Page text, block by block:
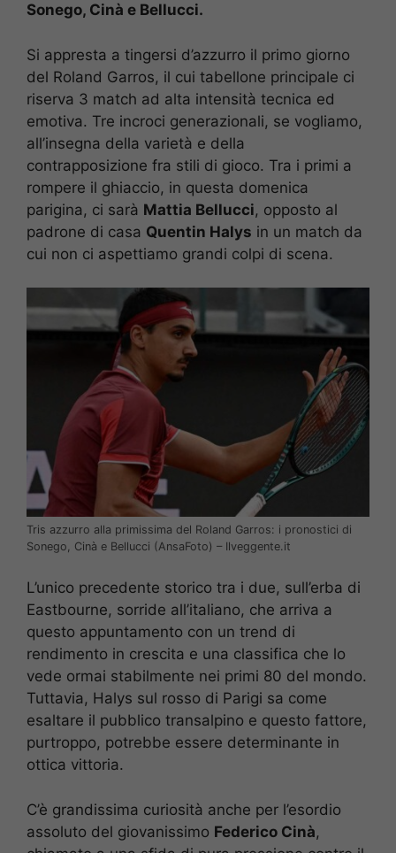
Sonego, Cinà e Bellucci.
Si appresta a tingersi d’azzurro il primo giorno
del Roland Garros, il cui tabellone principale ci
riserva 3 match ad alta intensità tecnica ed
emotiva. Tre incroci generazionali, se vogliamo,
all’insegna della varietà e della
contrapposizione fra stili di gioco. Tra i primi a
rompere il ghiaccio, in questa domenica
parigina, ci sarà Mattia Bellucci, opposto al
padrone di casa Quentin Halys in un match da
cui non ci aspettiamo grandi colpi di scena.
Tris azzurro alla primissima del Roland Garros: i pronostici di
Sonego, Cinà e Bellucci (AnsaFoto) – Ilveggente.it
L’unico precedente storico tra i due, sull’erba di
Eastbourne, sorride all’italiano, che arriva a
questo appuntamento con un trend di
rendimento in crescita e una classifica che lo
vede ormai stabilmente nei primi 80 del mondo.
Tuttavia, Halys sul rosso di Parigi sa come
esaltare il pubblico transalpino e questo fattore,
purtroppo, potrebbe essere determinante in
ottica vittoria.
C’è grandissima curiosità anche per l’esordio
assoluto del giovanissimo Federico Cinà,